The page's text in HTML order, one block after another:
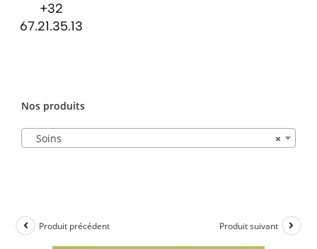
+32
67.21.35.13
Nos produits
×
Soins
Produit précédent Produit suivant